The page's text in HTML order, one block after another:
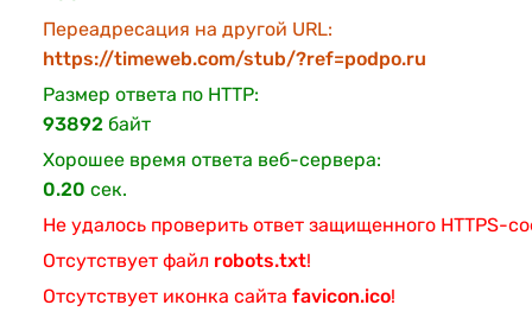
Переадресация на другой URL:
https://timeweb.com/stub/?ref=podpo.ru
Размер ответа по HTTP:
93892 байт
Хорошее время ответа веб-сервера:
0.20 сек.
Не удалось проверить ответ защищенного HTTPS-
Отсутствует файл robots.txt!
Отсутствует иконка сайта favicon.ico!